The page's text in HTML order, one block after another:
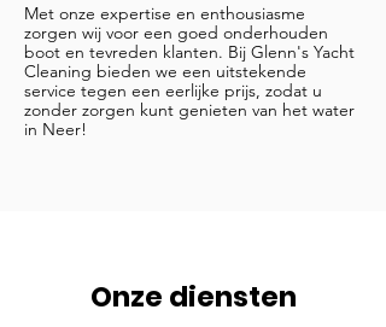
Met onze expertise en enthousiasme
zorgen wij voor een goed onderhouden
boot en tevreden klanten. Bij Glenn's Yacht
Cleaning bieden we een uitstekende
service tegen een eerlijke prijs, zodat u
zonder zorgen kunt genieten van het water
in Neer!
Onze diensten